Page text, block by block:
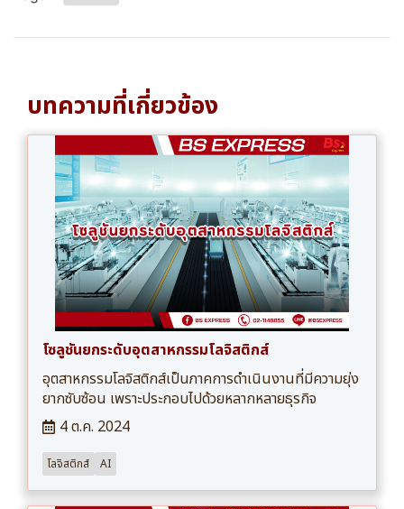
บทความที่เกี่ยวข้อง
โซลูชันยกระดับอุตสาหกรรมโลจิสติกส์
อุตสาหกรรมโลจิสติกส์เป็นภาคการดำเนินงานที่มีความยุ่ง
ยากซับซ้อน เพราะประกอบไปด้วยหลากหลายธุรกิจ
4 ต.ค. 2024
โลจิสติกส์ AI